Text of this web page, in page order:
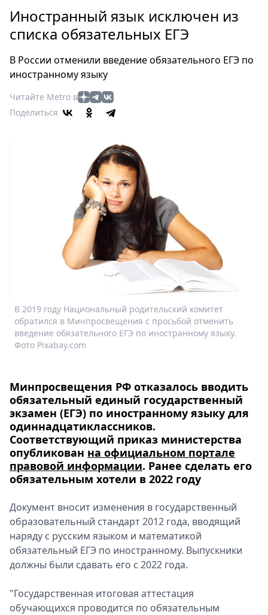
Россия
Мир
Еда
Туризм
Мода
Театр
Книги
Выставки
Пресс-
релизы
Metro
Стримы
Выборы
2026
Скачай
Metro
Иностранный язык исключен из
списка обязательных ЕГЭ
В России отменили введение обязательного ЕГЭ по
иностранному языку
Читайте Metro в
Поделиться
В 2019 году Национальный родительский комитет
обратился в Минпросвещения с просьбой отменить
введение обязательного ЕГЭ по иностранному языку.
Фото Pixabay.com
Минпросвещения РФ отказалось вводить
обязательный единый государственный
экзамен (ЕГЭ) по иностранному языку для
одиннадцатиклассников.
Соответствующий приказ министерства
опубликован на официальном портале
правовой информации. Ранее сделать его
обязательным хотели в 2022 году
Документ вносит изменения в государственный
образовательный стандарт 2012 года, вводящий
наряду с русским языком и математикой
обязательный ЕГЭ по иностранному. Выпускники
должны были сдавать его с 2022 года.
"Государственная итоговая аттестация
обучающихся проводится по обязательным